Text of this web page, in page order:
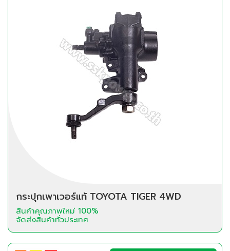
กระปุกเพาเวอร์แท้ TOYOTA TIGER 4WD
สินค้าคุณภาพใหม่ 100%
จัดส่งสินค้าทั่วประเทศ